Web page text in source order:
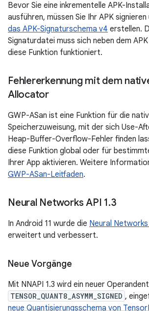
Bevor Sie eine inkrementelle APK-
ausführen, müssen Sie Ihr APK signieren
das APK-Signaturschema v4 erstellen.
Signaturdatei muss sich neben dem
diese Funktion funktioniert.
Fehlererkennung mit dem
Allocator
GWP-ASan ist eine Funktion für die
Speicherzuweisung, mit der sich Use-
Heap-Buffer-Overflow-Fehler finden
diese Funktion global oder für
Ihrer App aktivieren. Weitere
GWP-ASan-Leitfaden.
Neural Networks API 1.3
In Android 11 wurde die Neural Networks
erweitert und verbessert.
Neue Vorgänge
Mit NNAPI 1.3 wird ein neuer
TENSOR_QUANT8_ASYMM_SIGNED ,
neue Quantisierungsschema von